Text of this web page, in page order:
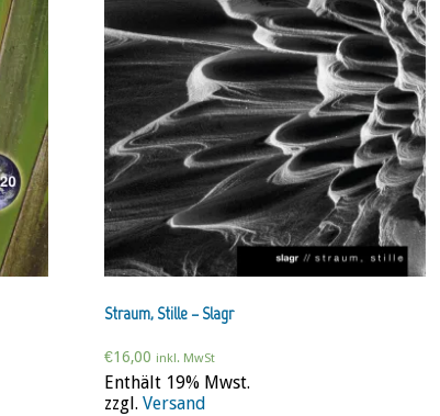
Straum, Stille – Slagr
€16,00 inkl. MwSt
Enthält 19% Mwst.
zzgl. Versand